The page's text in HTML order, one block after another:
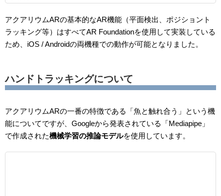
アクアリウムARの基本的なAR機能（平面検出、ポジショント
ラッキング等）はすべてAR Foundationを使用して実装している
ため、iOS / Androidの両機種での動作が可能となりました。
ハンドトラッキングについて
アクアリウムARの一番の特徴である「魚と触れ合う」という機
能についてですが、Googleから発表されている「Mediapipe」
で作成された機械学習の推論モデルを使用しています。